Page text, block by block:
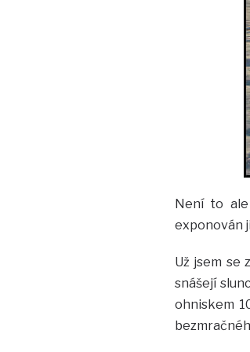
Není to
exponován
Už jsem se
snášejí
ohniskem